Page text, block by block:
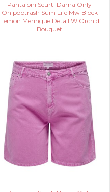
Pantaloni Scurti Dama Only
Onlpoptrash Sum Life Mw Block
Lemon Meringue Detail W Orchid
Bouquet